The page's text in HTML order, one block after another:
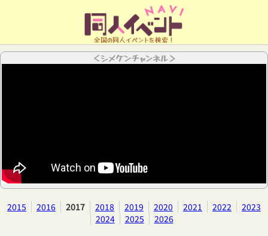
全国の同人イベントを検索！
＜シメケンチャンネル＞
2015 2016 2017 2018 2019 2020 2021 2022
2023
2024
2025 2026